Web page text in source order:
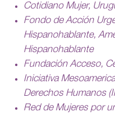
Cotidiano Mujer,
Fondo de Acción
Hispanohablante,
Hispanohablante
Fundación Acceso,
Iniciativa
Derechos Humanos
Red de Mujeres por